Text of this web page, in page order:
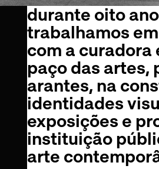
durante oito
trabalhamos
com a curadora
paço das artes,
arantes, na
identidades
exposições e
instituição
arte